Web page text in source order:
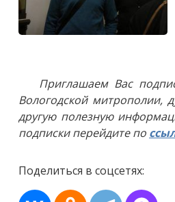
Приглашаем Вас
Вологодской митрополии,
другую полезную
подписки перейдите по
Поделиться в соцсетях: